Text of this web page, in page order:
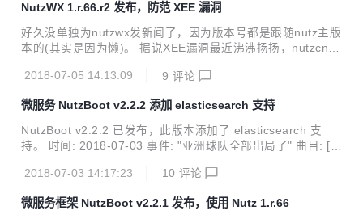
错误 * update: 更新tio版本号 * add: NbApp添加setMainPac
kage方法 最近很忙, 先弱弱更新一个...
NutzWX 1.r.66.r2 发布，防范 XEE 漏洞
好久没单独为nutzwx发新闻了，因为版本号都是跟随nutz主版
本的(其实是因为懒)。 据说XEE漏洞最近沸沸扬扬，nutzcn的
容： 防范XEE漏洞 by wendal 支持微信域名可配置 by 大鲨
个版本了。
2018-07-05 14:13:09 9 评论
微服务 NutzBoot v2.2.2 添加 elasticsearch 支持
NutzBoot v2.2.2 已发布，此版本添加了 elasticsearch 支
持。 时间: 2018-07-03 事件: "亚洲球队全部出局了" 曲目: [If
search by 大鲨鱼 add: jst模板引擎,自带nutzboot支持 by we
s://gitee.com/nutz/nutzboot 还有 nutzwk 的 nutzboot 版哦
2018-07-03 14:17:23 10 评论
微服务框架 NutzBoot v2.2.1 发布，使用 Nutz 1.r.66